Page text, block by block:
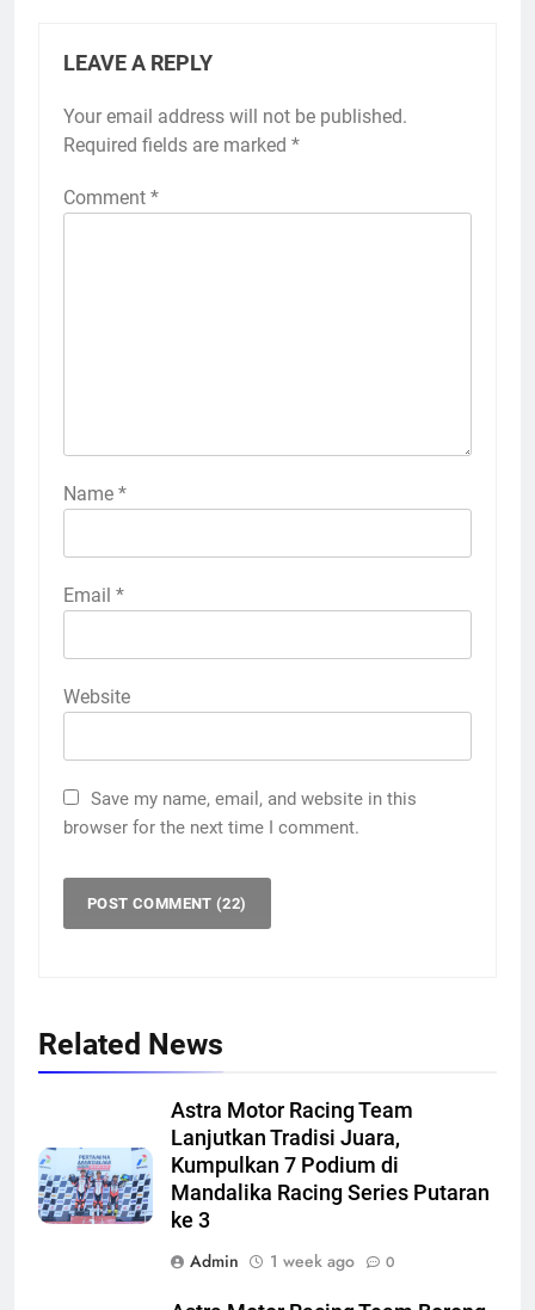
LEAVE A REPLY
Your email address will not be published.
Required fields are marked *
Comment *
Name *
Email *
Website
Save my name, email, and website in this
browser for the next time I comment.
Related News
Astra Motor Racing Team
Lanjutkan Tradisi Juara,
Kumpulkan 7 Podium di
Mandalika Racing Series Putaran
ke 3
Admin
1 week ago 0